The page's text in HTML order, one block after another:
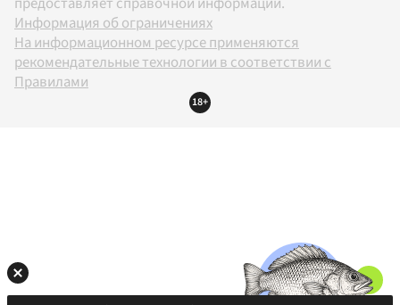
Информация об ограничениях
На информационном ресурсе применяются
рекомендательные технологии в соответствии с
Правилами
18+